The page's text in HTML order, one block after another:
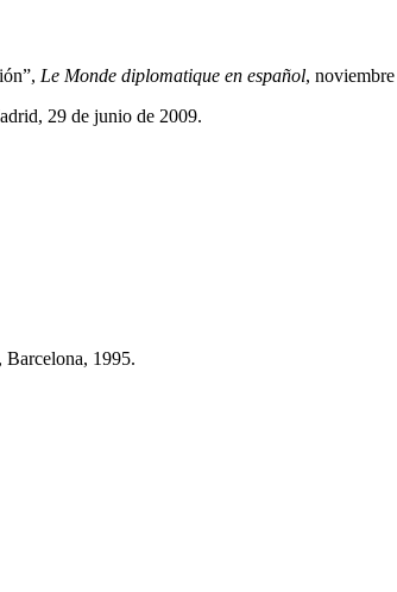
Le Monde diplomatique en español,
29 de junio de 2009.
Barcelona, 1995.